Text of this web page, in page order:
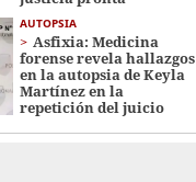
AUTOPSIA
Asfixia: Medicina
forense revela hallazgos
en la autopsia de Keyla
Martínez en la
repetición del juicio